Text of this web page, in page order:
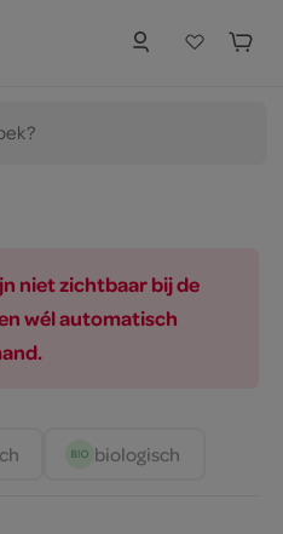
niet zichtbaar bij de
wél automatisch
biologisch